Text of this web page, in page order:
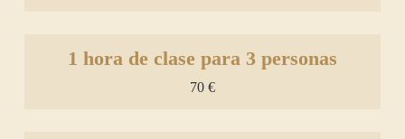
1 hora de clase para 3 personas
70 €